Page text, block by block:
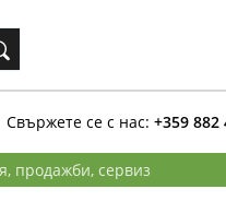
Свържете се с нас: +359 882
продажби, сервиз